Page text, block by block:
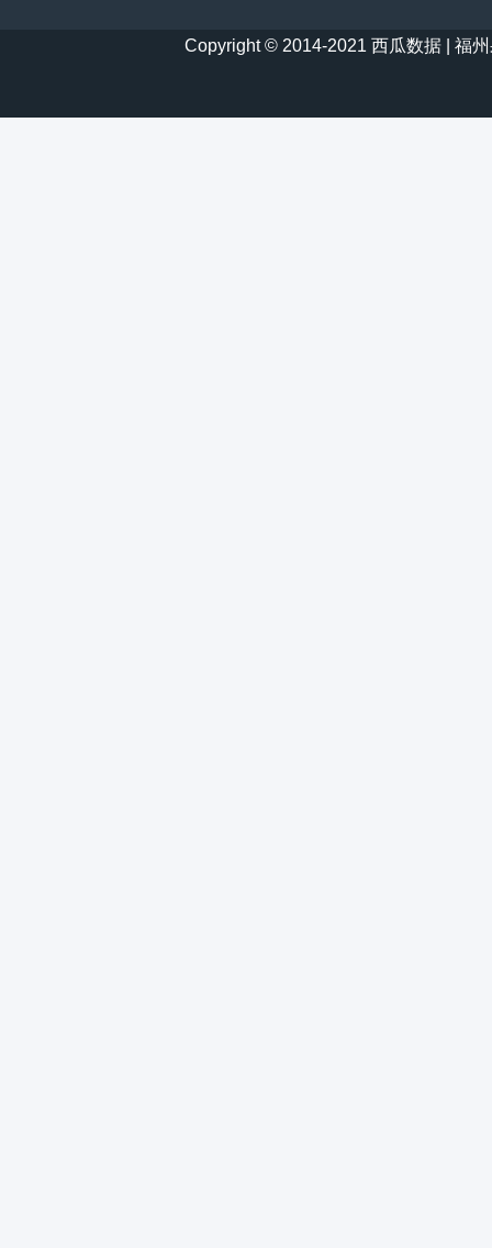
Copyright © 2014-2021 西瓜数据 | 福